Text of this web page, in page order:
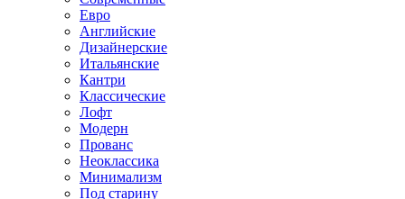
Евро
Английские
Дизайнерские
Итальянские
Кантри
Классические
Лофт
Модерн
Прованс
Неоклассика
Минимализм
Под старину